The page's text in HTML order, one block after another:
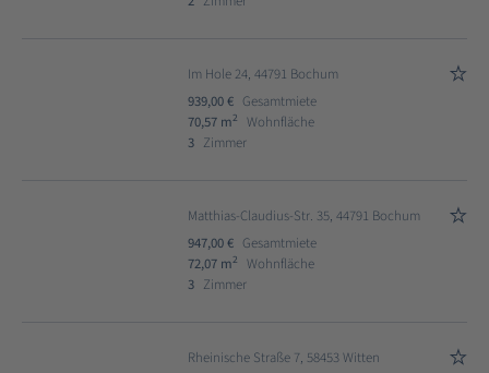
Im Hole 24, 44791 Bochum
939,00 € Gesamtmiete
70,57 m2
Wohnfläche
3 Zimmer
Matthias-Claudius-Str. 35, 44791 Bochum
947,00 € Gesamtmiete
72,07 m2
Wohnfläche
3 Zimmer
Rheinische Straße 7, 58453 Witten